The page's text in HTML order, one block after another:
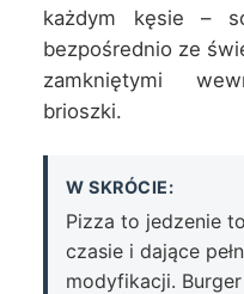
każdym kęsie –
bezpośrednio ze
zamkniętymi
brioszki.
W SKRÓCIE:
Pizza to jedzenie
czasie i dające
modyfikacji.